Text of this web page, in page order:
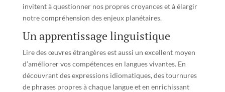
invitent à questionner nos propres croyances et à élargir
notre compréhension des enjeux planétaires.
Un apprentissage linguistique
Lire des œuvres étrangères est aussi un excellent moyen
d’améliorer vos compétences en langues vivantes. En
découvrant des expressions idiomatiques, des tournures
de phrases propres à chaque langue et en enrichissant